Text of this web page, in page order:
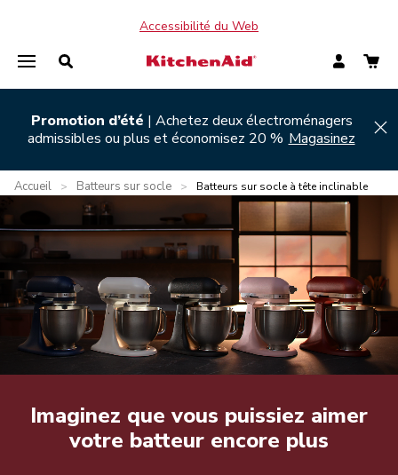
Accessibilité du Web
Promotion d’été | Achetez deux électroménagers
admissibles ou plus et économisez 20 % Magasinez
Accueil > Batteurs sur socle > Batteurs sur socle à tête inclinable
Imaginez que vous puissiez aimer
votre batteur encore plus